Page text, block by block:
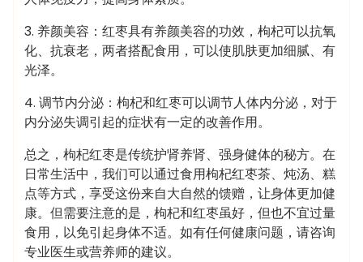
3. 养颜美容：红枣具有养颜美容的功效，枸杞可以抗氧
化、抗衰老，两者搭配食用，可以使肌肤更加细腻、有
光泽。
4. 调节内分泌：枸杞和红枣可以调节人体内分泌，对于
内分泌失调引起的症状有一定的改善作用。
总之，枸杞红枣是传统护肾养肾、强身健体的秘方。在
日常生活中，我们可以通过食用枸杞红枣茶、炖汤、糕
点等方式，享受这份来自大自然的馈赠，让身体更加健
康。但需要注意的是，枸杞和红枣虽好，但也不宜过量
食用，以免引起身体不适。如有任何健康问题，请咨询
专业医生或营养师的建议。